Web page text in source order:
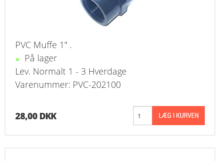
PVC Muffe 1" .
På lager
Lev. Normalt 1 - 3 Hverdage
Varenummer: PVC-202100
28,00 DKK